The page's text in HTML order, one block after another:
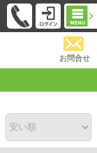
お問合せ